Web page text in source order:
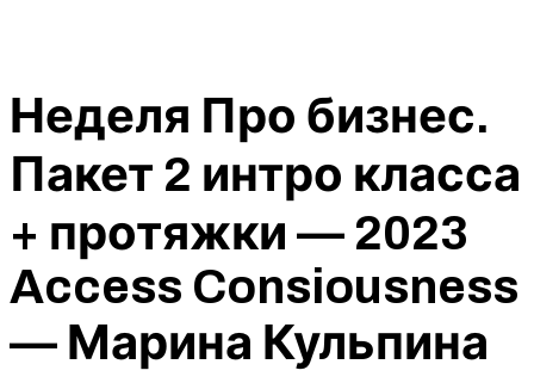
Неделя Про бизнес.
Пакет 2 интро класса
+ протяжки — 2023
Access Consiousness
— Марина Кульпина